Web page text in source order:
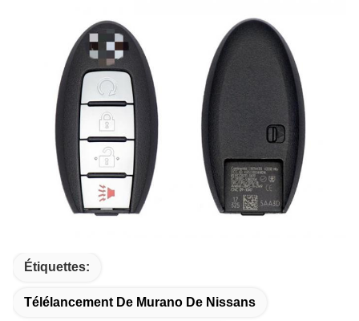
Étiquettes:
Télélancement De Murano De Nissans